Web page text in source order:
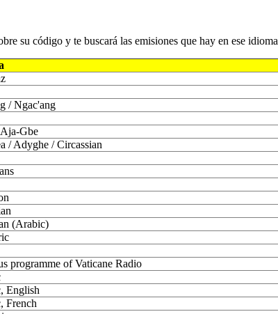
su código y te buscará las emisiones que hay en ese idioma
/ Ngac'ang
Gbe
/ Adyghe / Circassian
(Arabic)
programme of Vaticane Radio
English
French